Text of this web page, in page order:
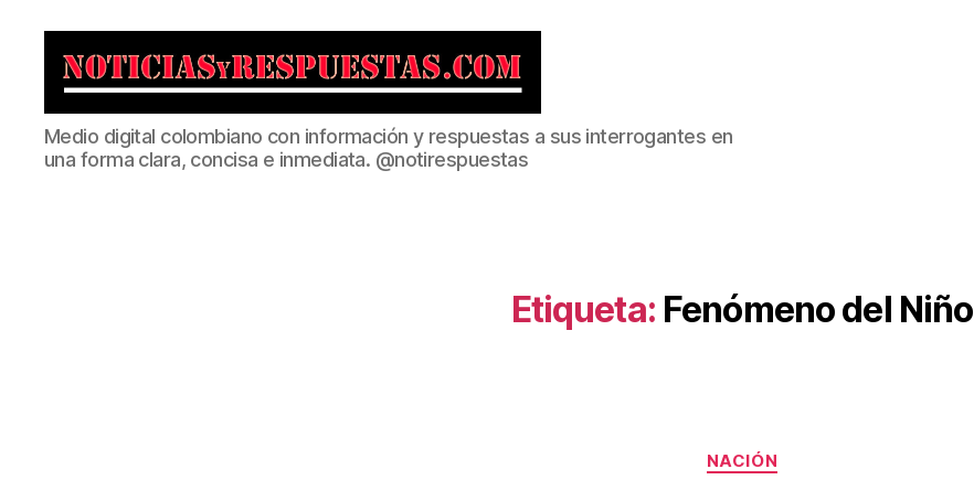
Noticias
y
Respuestas
Medio digital colombiano con información y respuestas a sus interrogantes en
una forma clara, concisa e inmediata. @notirespuestas
Etiqueta: Fenómeno del Niño
Categorías
NACIÓN